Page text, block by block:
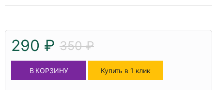
290 ₽ 350 ₽
В КОРЗИНУ Купить в 1 клик